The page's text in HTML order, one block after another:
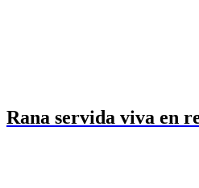
Rana servida viva en